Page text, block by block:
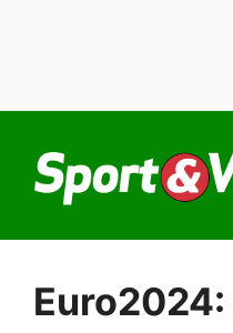
contenuto